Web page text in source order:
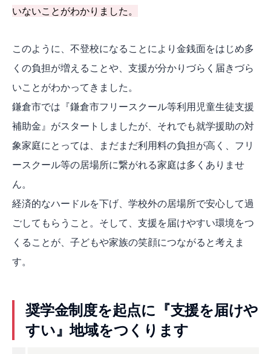
いないことがわかりました。
このように、不登校になることにより金銭面をはじめ多
くの負担が増えることや、支援が分かりづらく届きづら
いことがわかってきました。
鎌倉市では『鎌倉市フリースクール等利用児童生徒支援
補助金』がスタートしましたが、それでも就学援助の対
象家庭にとっては、まだまだ利用料の負担が高く、フリ
ースクール等の居場所に繋がれる家庭は多くありませ
ん。
経済的なハードルを下げ、学校外の居場所で安心して過
ごしてもらうこと。そして、支援を届けやすい環境をつ
くることが、子どもや家族の笑顔につながると考えま
す。
奨学金制度を起点に『支援を届けや
すい』地域をつくります